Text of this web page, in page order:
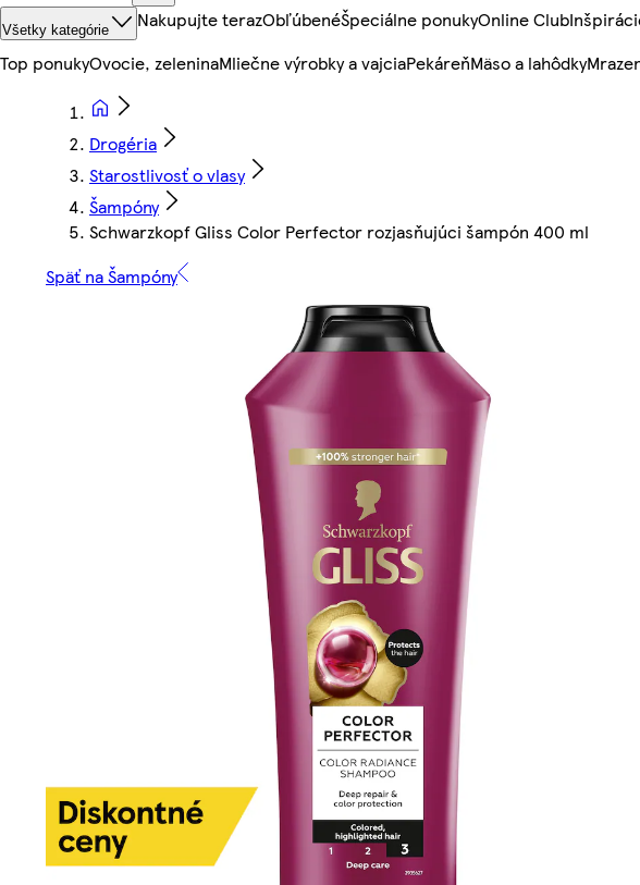
Všetky kategórie Nakupujte terazObľúbenéŠpeciálne ponukyOnline Club
Top ponukyOvocie, zeleninaMliečne výrobky a vajciaPekáreňMäso a lahôdky
Drogéria
Starostlivosť o vlasy
Šampóny
Schwarzkopf Gliss Color Perfector rozjasňujúci šampón 400 ml
Späť na Šampóny